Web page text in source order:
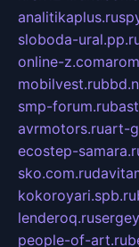
analitikaplus.ru
sloboda-
online-z.com
mobilvest.ru
smp-forum.ru
avrmotors.ruart-
ecostep-
sko.com.ru
kokoroyari.spb.ru
lenderoq.ru
people-of-art.ru